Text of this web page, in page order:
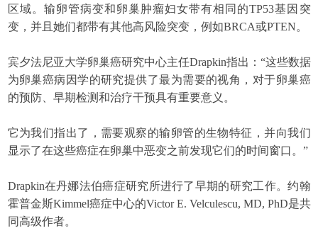
区域。输卵管病变和卵巢肿瘤妇女带有相同的TP53基因突
变，并且她们都带有其他高风险突变，例如BRCA或PTEN。
宾夕法尼亚大学卵巢癌研究中心主任Drapkin指出：“这些数据
为卵巢癌病因学的研究提供了最为需要的视角，对于卵巢癌
的预防、早期检测和治疗干预具有重要意义。
它为我们指出了，需要观察的输卵管的生物特征，并向我们
显示了在这些癌症在卵巢中恶变之前发现它们的时间窗口。”
Drapkin在丹娜法伯癌症研究所进行了早期的研究工作。约翰
霍普金斯Kimmel癌症中心的Victor E. Velculescu, MD, PhD是共
同高级作者。